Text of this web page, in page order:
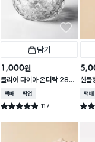
담기
1,000원
클리어 다이아 온더락 280
ml
택배배송매장픽업
별점 4.9점 117
건 작성
핸들
0
택배
별점